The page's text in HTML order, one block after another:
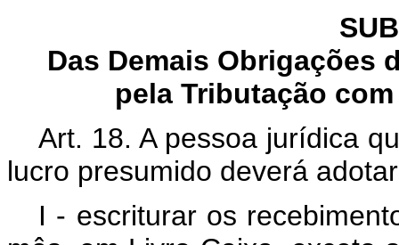
Das Demais Obrigações
pela Tributação
Art. 18. A pessoa jurídica
lucro presumido deverá
I - escriturar os